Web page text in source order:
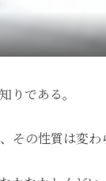
りである。
その性質は変わ